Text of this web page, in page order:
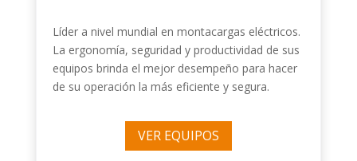
Líder a nivel mundial en montacargas eléctricos.
La ergonomía, seguridad y productividad de sus
equipos brinda el mejor desempeño para hacer
de su operación la más eficiente y segura.
VER EQUIPOS